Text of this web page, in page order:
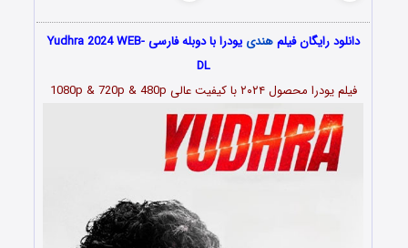
دانلود رایگان فیلمهندی
یودرا با دوبله فارسی Yudhra 2024 WEB-
DL
فیلم یودرا محصول ۲۰۲۴ با کیفیت عالی 1080p & 720p & 480p